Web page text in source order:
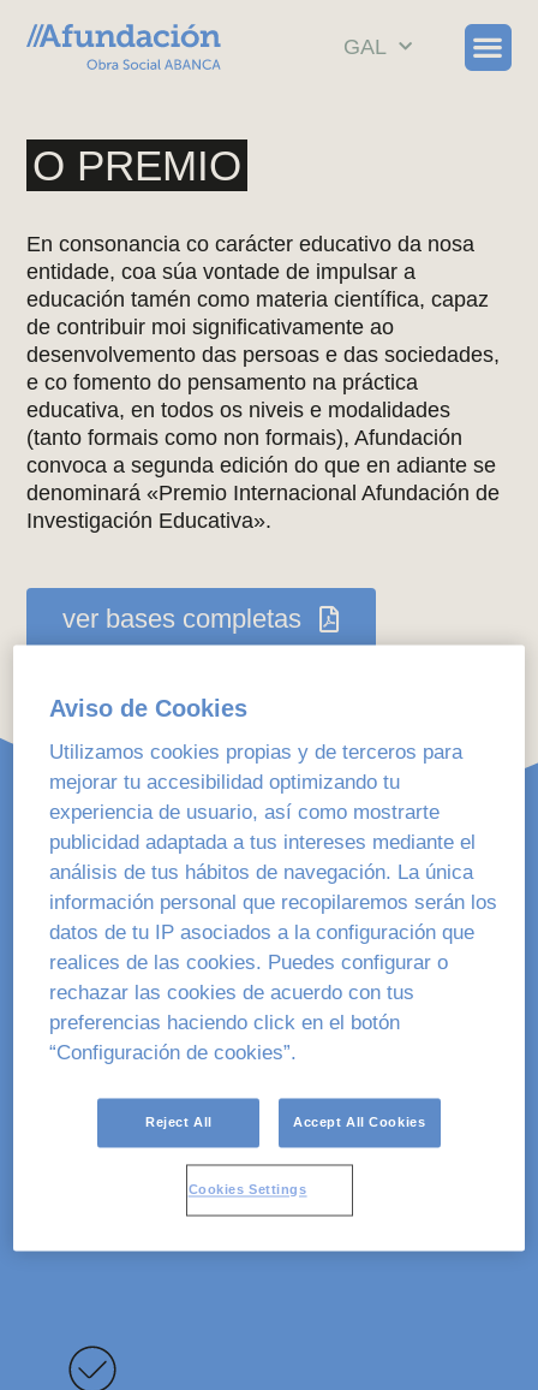
GAL
O PREMIO
En consonancia co carácter educativo da nosa
entidade, coa súa vontade de impulsar a
educación tamén como materia científica, capaz
de contribuir moi significativamente ao
desenvolvemento das persoas e das sociedades,
e co fomento do pensamento na práctica
educativa, en todos os niveis e modalidades
(tanto formais como non formais), Afundación
convoca a segunda edición do que en adiante se
denominará «Premio Internacional Afundación de
Investigación Educativa».
ver bases completas
As candidaturas deben ser propostas
por entidades ou organizacións do
ámbito educativo.
Dotación de 12 000 € e diploma
Aviso de Cookies
Utilizamos cookies propias y de terceros para
mejorar tu accesibilidad optimizando tu
experiencia de usuario, así como mostrarte
publicidad adaptada a tus intereses mediante el
análisis de tus hábitos de navegación. La única
información personal que recopilaremos serán los
datos de tu IP asociados a la configuración que
realices de las cookies. Puedes configurar o
rechazar las cookies de acuerdo con tus
preferencias haciendo click en el botón
“Configuración de cookies”.
Reject All Accept All Cookies
Cookies Settings